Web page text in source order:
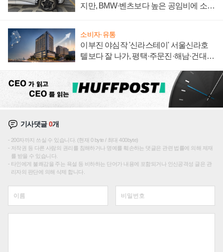
지만, BMW·벤츠보다 높은 공임비에 소비
소비자·유통
이부진 야심작 '신라스테이' 서울신라호
텔보다 잘 나가, 평택·주문진·해남·건대로
기사댓글0개
200자까지 쓰실 수 있습니다. (현재 0 byte / 최대 400byte)
저작권 등 다른 사람의 권리를 침해하거나 명예를 훼손하는 댓글은 관련 법률에 의해 제재
를 받을 수 있습니다.
타인에게 불쾌감을 주는 욕설 등 비하하는 단어가 내용에 포함되거나 인신공격성 글은 관
리자의 판단에 의해 삭제 합니다.